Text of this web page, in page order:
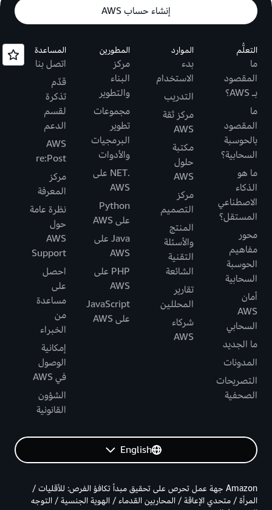
إنشاء حساب AWS
التعلُّم
ما
المقصود
بـ AWS؟
ما
المقصود
بالحوسبة
السحابية؟
ما هو
الذكاء
الاصطناعي
المستقل؟
محور
مفاهيم
الحوسبة
السحابية
أمان
AWS
السحابي
ما الجديد
المدونات
التصريحات
الصحفية
الموارد
بدء
الاستخدام
التدريب
مركز ثقة
AWS
مكتبة
حلول
AWS
مركز
التصميم
المنتج
والأسئلة
التقنية
الشائعة
تقارير
المحللين
شركاء
AWS
المطورين
مركز
البناء
والتطوير
مجموعات
تطوير
البرمجيات
والأدوات
.NET على
AWS
Python
على AWS
Java على
AWS
PHP على
AWS
JavaScript
على AWS
المساعدة
اتصل بنا
قدّم
تذكرة
لقسم
الدعم
AWS
re:Post
مركز
المعرفة
نظرة عامة
حول
AWS
Support
احصل
على
مساعدة
من
الخبراء
إمكانية
الوصول
في AWS
الشؤون
القانونية
English
Amazon جهة عمل تحرص على تحقيق مبدأ تكافؤ الفرص: للأقليات /
المرأة / متحدي الإعاقة / المحاربين القدماء / الهوية الجنسية / التوجه